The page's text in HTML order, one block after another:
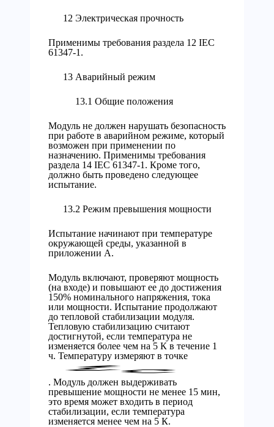
12 Электрическая прочность
Применимы требования раздела 12 IEC
61347-1.
13 Аварийный режим
13.1 Общие положения
Модуль не должен нарушать безопасность
при работе в аварийном режиме, который
возможен при применении по
назначению. Применимы требования
раздела 14 IEC 61347-1. Кроме того,
должно быть проведено следующее
испытание.
13.2 Режим превышения мощности
Испытание начинают при температуре
окружающей среды, указанной в
приложении А.
Модуль включают, проверяют мощность
(на входе) и повышают ее до достижения
150% номинального напряжения, тока
или мощности. Испытание продолжают
до тепловой стабилизации модуля.
Тепловую стабилизацию считают
достигнутой, если температура не
изменяется более чем на 5 К в течение 1
ч. Температуру измеряют в точке
. Модуль должен выдерживать
превышение мощности не менее 15 мин,
это время может входить в период
стабилизации, если температура
изменяется менее чем на 5 К.